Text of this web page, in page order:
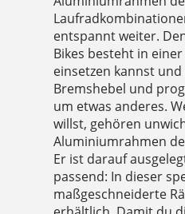
entspannt weiter.
Bikes besteht in
einsetzen kannst
Bremshebel und
um etwas anderes.
willst, gehören
Aluminiumrahmen
Er ist darauf
passend: In dieser
maßgeschneiderte